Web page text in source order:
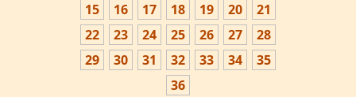
15
16 17 18 19 20
21
22
23 24 25 26 27
28
29
30 31 32 33 34
35
36